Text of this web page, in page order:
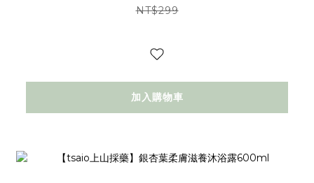
NT$299
加入購物車